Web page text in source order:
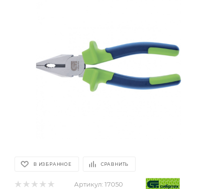
В ИЗБРАННОЕ СРАВНИТЬ
Артикул: 17050